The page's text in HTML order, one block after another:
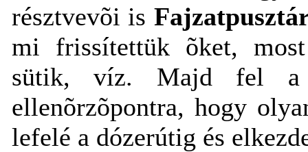
résztvevõi is
mi frissítettük õket,
sütik, víz. Majd fel a
ellenõrzõpontra, hogy
lefelé a dózerútig és